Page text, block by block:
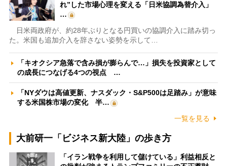
れ”した市場心理を変える「日米協調為替介入」
…
日米両政府が、約28年ぶりとなる円買いの協調介入に踏み切っ
た。米国も追加介入を辞さない姿勢を示して…
「キオクシア急落で含み損が膨らんで…」損失を投資家として
の成長につなげる4つの視点 …
「NYダウは高値更新、ナスダック・S&P500は足踏み」が意味
する米国株市場の変化 半…
一覧を見る
大前研一「ビジネス新大陸」の歩き方
「イラン戦争を利用して儲けている」利益相反と